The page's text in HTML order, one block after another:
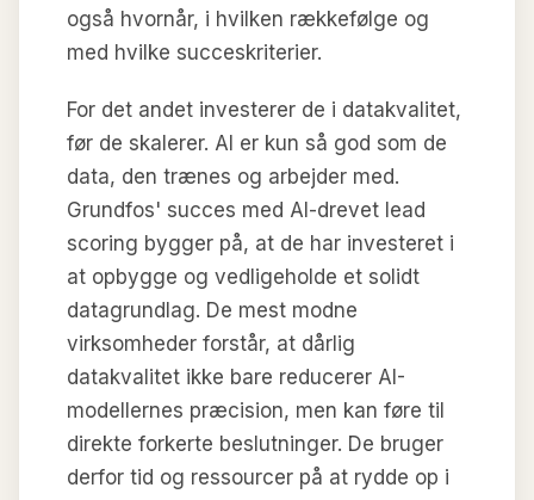
også hvornår, i hvilken rækkefølge og
med hvilke succeskriterier.
For det andet investerer de i datakvalitet,
før de skalerer. AI er kun så god som de
data, den trænes og arbejder med.
Grundfos' succes med AI-drevet lead
scoring bygger på, at de har investeret i
at opbygge og vedligeholde et solidt
datagrundlag. De mest modne
virksomheder forstår, at dårlig
datakvalitet ikke bare reducerer AI-
modellernes præcision, men kan føre til
direkte forkerte beslutninger. De bruger
derfor tid og ressourcer på at rydde op i